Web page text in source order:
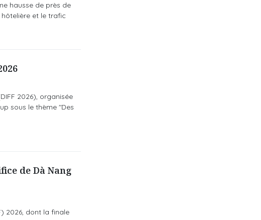
hausse de près de
et le trafic
2026), organisée
sous le thème "Des
de Dà Nang
2026, dont la finale